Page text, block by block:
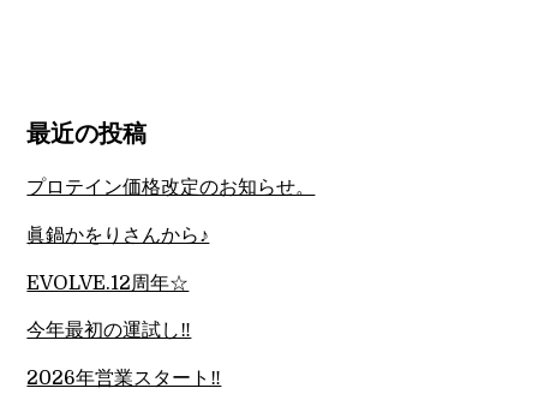
最近の投稿
プロテイン価格改定のお知らせ。
眞鍋かをりさんから♪
EVOLVE.12周年☆
今年最初の運試し‼︎
2026年営業スタート‼︎